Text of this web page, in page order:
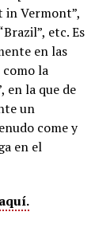
in Vermont”,
etc. Es
en las
la
en la que de
un
come y
en el